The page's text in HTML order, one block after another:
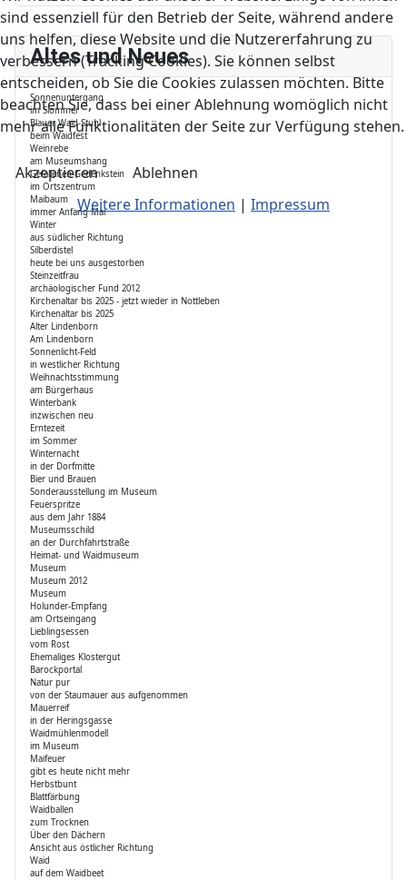
Altes und Neues
Sonnenuntergang
im Siommer
Blauer Waid-Stuhl
beim Waidfest
Weinrebe
am Museumshang
Gefallenen-Gedenkstein
im Ortszentrum
Maibaum
immer Anfang Mai
Winter
aus südlicher Richtung
Silberdistel
heute bei uns ausgestorben
Steinzeitfrau
archäologischer Fund 2012
Kirchenaltar bis 2025 - jetzt wieder in Nottleben
Kirchenaltar bis 2025
Alter Lindenborn
Am Lindenborn
Sonnenlicht-Feld
in westlicher Richtung
Weihnachtsstimmung
am Bürgerhaus
Winterbank
inzwischen neu
Erntezeit
im Sommer
Winternacht
in der Dorfmitte
Bier und Brauen
Sonderausstellung im Museum
Feuerspritze
aus dem Jahr 1884
Museumsschild
an der Durchfahrtstraße
Heimat- und Waidmuseum
Museum
Museum 2012
Museum
Holunder-Empfang
am Ortseingang
Lieblingsessen
vom Rost
Ehemaliges Klostergut
Barockportal
Natur pur
von der Staumauer aus aufgenommen
Mauerreif
in der Heringsgasse
Waidmühlenmodell
im Museum
Maifeuer
gibt es heute nicht mehr
Herbstbunt
Blattfärbung
Waidballen
zum Trocknen
Über den Dächern
Ansicht aus östlicher Richtung
Waid
auf dem Waidbeet
sind essenziell für den Betrieb der Seite, während andere
uns helfen, diese Website und die Nutzererfahrung zu
verbessern (Tracking Cookies). Sie können selbst
entscheiden, ob Sie die Cookies zulassen möchten. Bitte
beachten Sie, dass bei einer Ablehnung womöglich nicht
mehr alle Funktionalitäten der Seite zur Verfügung stehen.
Akzeptieren
Ablehnen
Weitere Informationen | Impressum